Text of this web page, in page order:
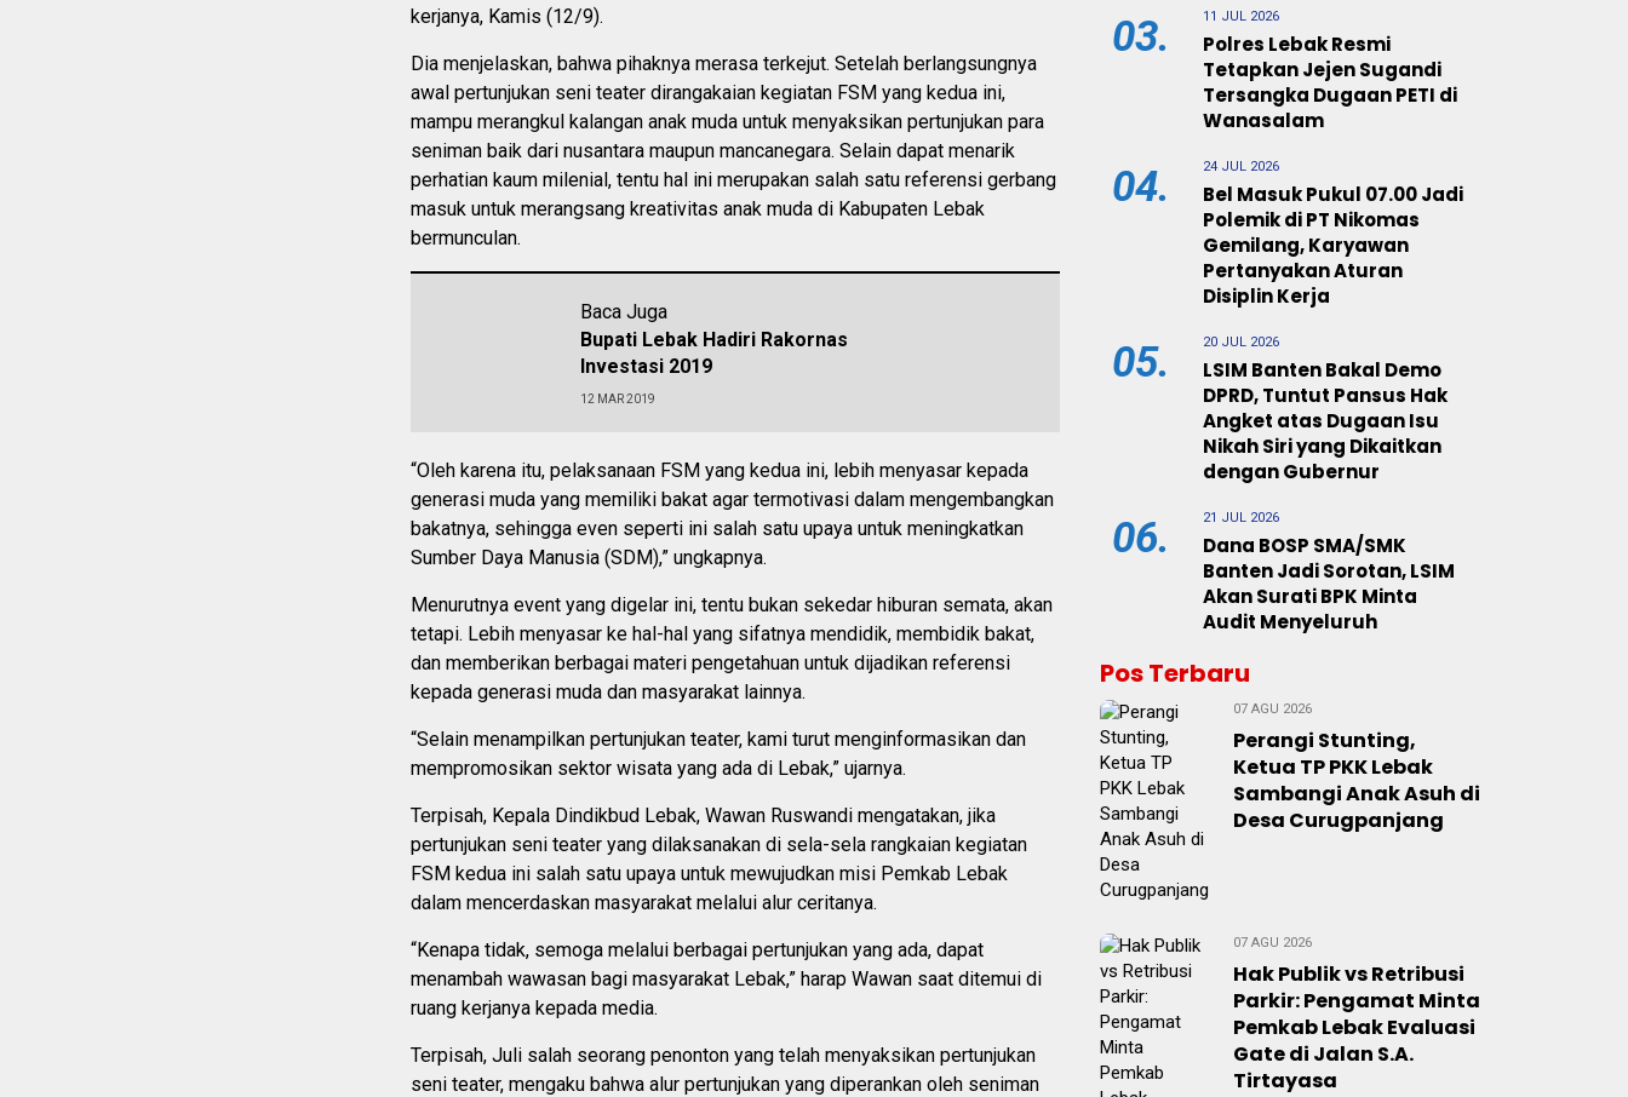
kerjanya, Kamis (12/9).
Dia menjelaskan, bahwa pihaknya merasa terkejut. Setelah berlangsungnya
awal pertunjukan seni teater dirangakaian kegiatan FSM yang kedua ini,
mampu merangkul kalangan anak muda untuk menyaksikan pertunjukan para
seniman baik dari nusantara maupun mancanegara. Selain dapat menarik
perhatian kaum milenial, tentu hal ini merupakan salah satu referensi gerbang
masuk untuk merangsang kreativitas anak muda di Kabupaten Lebak
bermunculan.
Baca Juga
Bupati Lebak Hadiri Rakornas
Investasi 2019
12 MAR 2019
“Oleh karena itu, pelaksanaan FSM yang kedua ini, lebih menyasar kepada
generasi muda yang memiliki bakat agar termotivasi dalam mengembangkan
bakatnya, sehingga even seperti ini salah satu upaya untuk meningkatkan
Sumber Daya Manusia (SDM),” ungkapnya.
Menurutnya event yang digelar ini, tentu bukan sekedar hiburan semata, akan
tetapi. Lebih menyasar ke hal-hal yang sifatnya mendidik, membidik bakat,
dan memberikan berbagai materi pengetahuan untuk dijadikan referensi
kepada generasi muda dan masyarakat lainnya.
“Selain menampilkan pertunjukan teater, kami turut menginformasikan dan
mempromosikan sektor wisata yang ada di Lebak,” ujarnya.
Terpisah, Kepala Dindikbud Lebak, Wawan Ruswandi mengatakan, jika
pertunjukan seni teater yang dilaksanakan di sela-sela rangkaian kegiatan
FSM kedua ini salah satu upaya untuk mewujudkan misi Pemkab Lebak
dalam mencerdaskan masyarakat melalui alur ceritanya.
“Kenapa tidak, semoga melalui berbagai pertunjukan yang ada, dapat
menambah wawasan bagi masyarakat Lebak,” harap Wawan saat ditemui di
ruang kerjanya kepada media.
Terpisah, Juli salah seorang penonton yang telah menyaksikan pertunjukan
seni teater, mengaku bahwa alur pertunjukan yang diperankan oleh seniman
03. 11 JUL 2026
Polres Lebak Resmi
Tetapkan Jejen Sugandi
Tersangka Dugaan PETI di
Wanasalam
04. 24 JUL 2026
Bel Masuk Pukul 07.00 Jadi
Polemik di PT Nikomas
Gemilang, Karyawan
Pertanyakan Aturan
Disiplin Kerja
05. 20 JUL 2026
LSIM Banten Bakal Demo
DPRD, Tuntut Pansus Hak
Angket atas Dugaan Isu
Nikah Siri yang Dikaitkan
dengan Gubernur
06. 21 JUL 2026
Dana BOSP SMA/SMK
Banten Jadi Sorotan, LSIM
Akan Surati BPK Minta
Audit Menyeluruh
Pos Terbaru
07 AGU 2026
Perangi Stunting,
Ketua TP PKK Lebak
Sambangi Anak Asuh di
Desa Curugpanjang
07 AGU 2026
Hak Publik vs Retribusi
Parkir: Pengamat Minta
Pemkab Lebak Evaluasi
Gate di Jalan S.A.
Tirtayasa